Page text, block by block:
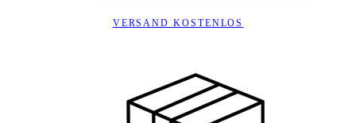
VERSAND KOSTENLOS